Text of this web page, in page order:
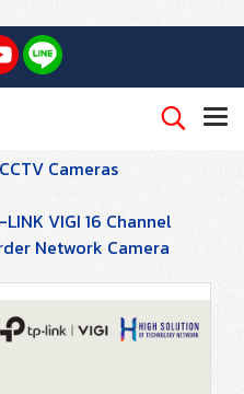
CCTV Cameras
VIGI 16 Channel
Network Camera